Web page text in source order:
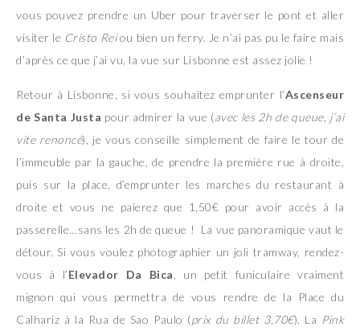
vous pouvez prendre un Uber pour traverser le pont et aller
visiter le Cristo Reiou bien un ferry. Je n’ai pas pu le faire mais
d’après ce que j’ai vu, la vue sur Lisbonne est assez jolie !
Retour à Lisbonne, si vous souhaitez emprunter l’Ascenseur
de Santa Justa pour admirer la vue (avec les 2h de queue, j’ai
vite renoncé), je vous conseille simplement de faire le tour de
l’immeuble par la gauche, de prendre la première rue à droite,
puis sur la place, d’emprunter les marches du restaurant à
droite et vous ne paierez que 1,50€ pour avoir accès à la
passerelle…sans les 2h de queue ! La vue panoramique vaut le
détour. Si vous voulez photographier un joli tramway, rendez-
vous à l’Elevador Da Bica , un petit funiculaire vraiment
mignon qui vous permettra de vous rendre de la Place du
Calhariz à la Rua de Sao Paulo (prix du billet 3,70€). La Pink